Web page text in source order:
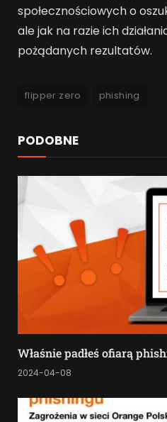
społecznościowych o
ale jak na razie ich
pożądanych rezultatów.
flipper zero phishing
PODOBNE
Właśnie padłeś ofiarą
2024-04-08